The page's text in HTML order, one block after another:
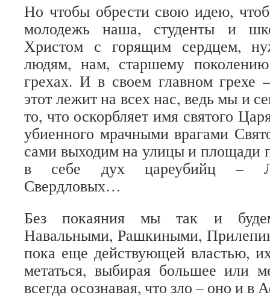
Но чтобы обрести свою идею,
молодежь наша, студенты и
Христом с горящим сердцем,
людям, нам, старшему
грехах. И в своем главном грехе
этот лежит на всех нас, ведь мы и
то, что оскорбляет имя святого
убиенного мрачными врагами
сами выходим на улицы и площади
в себе дух цареубийц –
Свердловых…
Без покаяния мы так и
Навальными, Рашкиными,
пока еще действующей властью,
метаться, выбирая большее или
всегда осознавая, что зло – оно и в